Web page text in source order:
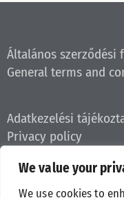
We value your
We use cookies to
Általános szerződési
General terms and
Adatkezelési
Privacy policy